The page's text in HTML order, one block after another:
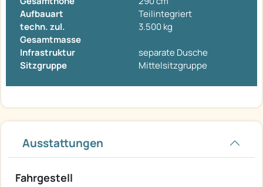
Aufbauart
Teilintegriert
techn. zul.
Gesamtmasse
3.500 kg
Infrastruktur
separate Dusche
Sitzgruppe
Mittelsitzgruppe
Ausstattungen
Fahrgestell